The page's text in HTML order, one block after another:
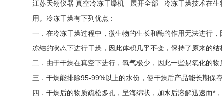
江苏天翎仪器 真空冷冻干燥机 展开全部 冷冻干燥技术在生
用。冷冻干燥有下列优点：
一．在冷冻干燥过程中，微生物的生长和酶的作用无法进行
冻结的状态下进行干燥，因此体积几乎不变，保持了原来的
二．由于干燥在真空下进行，氧气极少，因此一些易氧化的
三．干燥能排除95-99%以上的水份，使干燥后产品能长期保
四．干燥后的物质疏松多孔，呈海绵状，加水后溶解迅速而*